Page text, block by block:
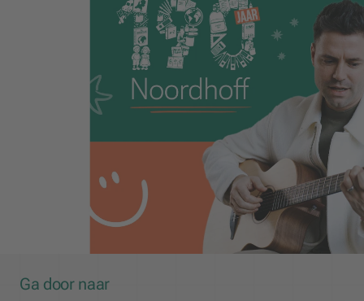
Ga door naar